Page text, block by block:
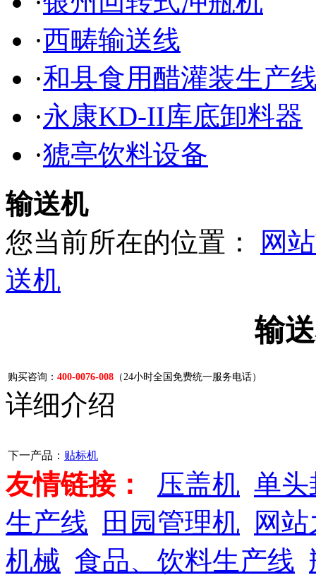
·西畴输送线
·和县食用醋灌装生产
·永康KD-II库底卸料器
·猇亭饮料设备
输送机
您当前所在的位置：
网
送机
输
购买咨询： 400-0076-008 （24小时全国免费统一服务电话）
详细介绍
下一产品： 贴标机
友情链接： 压盖机 单头
生产线
田园管理机
网
机械 食品、饮料生产线